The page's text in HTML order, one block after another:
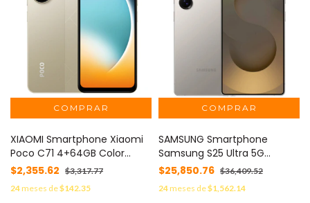
XIAOMI Smartphone Xiaomi
Poco C71 4+64GB Color
Dorado MOD: 78647
$2,355.62 $3,317.77
24meses de$142.35
SAMSUNG Smartphone
Samsung S25 Ultra 5G
12+256Gb Importado Color
Gris Titanio MOD: SAM-
S25ULTRA-12+256-GRIS-DS
$25,850.76 $36,409.52
24meses de$1,562.14